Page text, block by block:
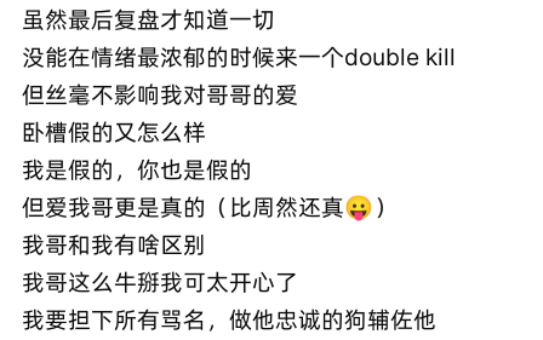
虽然最后复盘才知道一切
没能在情绪最浓郁的时候来一个double kill
但丝毫不影响我对哥哥的爱
卧槽假的又怎么样
我是假的，你也是假的
但爱我哥更是真的（比周然还真😛）
我哥和我有啥区别
我哥这么牛掰我可太开心了
我要担下所有骂名，做他忠诚的狗辅佐他